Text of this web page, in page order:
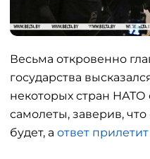
Весьма откровенно
государства
некоторых стран НАТО
самолеты, заверив,
будет, а ответ